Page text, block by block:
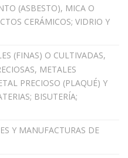
(ASBESTO), MICA O
CERÁMICOS; VIDRIO Y
(FINAS) O CULTIVADAS,
METALES
PRECIOSO (PLAQUÉ) Y
BISUTERÍA;
Y MANUFACTURAS DE